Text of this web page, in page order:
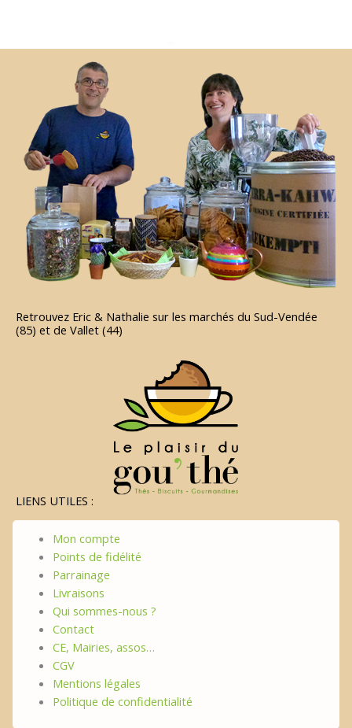
Retrouvez Eric & Nathalie sur les marchés du Sud-Vendée
(85) et de Vallet (44)
LIENS UTILES :
Mon compte
Points de fidélité
Parrainage
Livraisons
Qui sommes-nous ?
Contact
CE, Mairies, assos…
CGV
Mentions légales
Politique de confidentialité